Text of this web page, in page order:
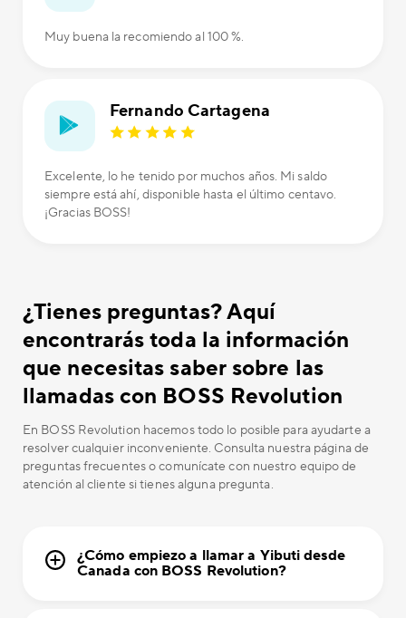
Muy buena la recomiendo al 100 %.
Fernando Cartagena
Excelente, lo he tenido por muchos años. Mi saldo
siempre está ahí, disponible hasta el último centavo.
¡Gracias BOSS!
¿Tienes preguntas? Aquí
encontrarás toda la información
que necesitas saber sobre las
llamadas con BOSS Revolution
En BOSS Revolution hacemos todo lo posible para ayudarte a
resolver cualquier inconveniente. Consulta nuestra página de
preguntas frecuentes o comunícate con nuestro equipo de
atención al cliente si tienes alguna pregunta.
¿Cómo empiezo a llamar a Yibuti desde
Canada con BOSS Revolution?